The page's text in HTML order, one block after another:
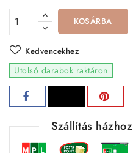
KOSÁRBA
Kedvencekhez
Utolsó darabok raktáron
Szállítás